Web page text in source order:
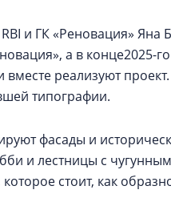
и ГК «Реновация»
а в конце2025-
вместе реализуют
типографии.
фасады и
и лестницы с
которое стоит, как